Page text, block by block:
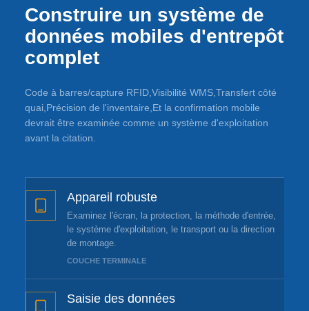
Construire un système de
données mobiles d'entrepôt
complet
Code à barres/capture RFID,Visibilité WMS,Transfert côté
quai,Précision de l'inventaire,Et la confirmation mobile
devrait être examinée comme un système d'exploitation
avant la citation.
Appareil robuste
Examinez l'écran, la protection, la méthode d'entrée,
le système d'exploitation, le transport ou la direction
de montage.
COUCHE TERMINALE
Saisie des données